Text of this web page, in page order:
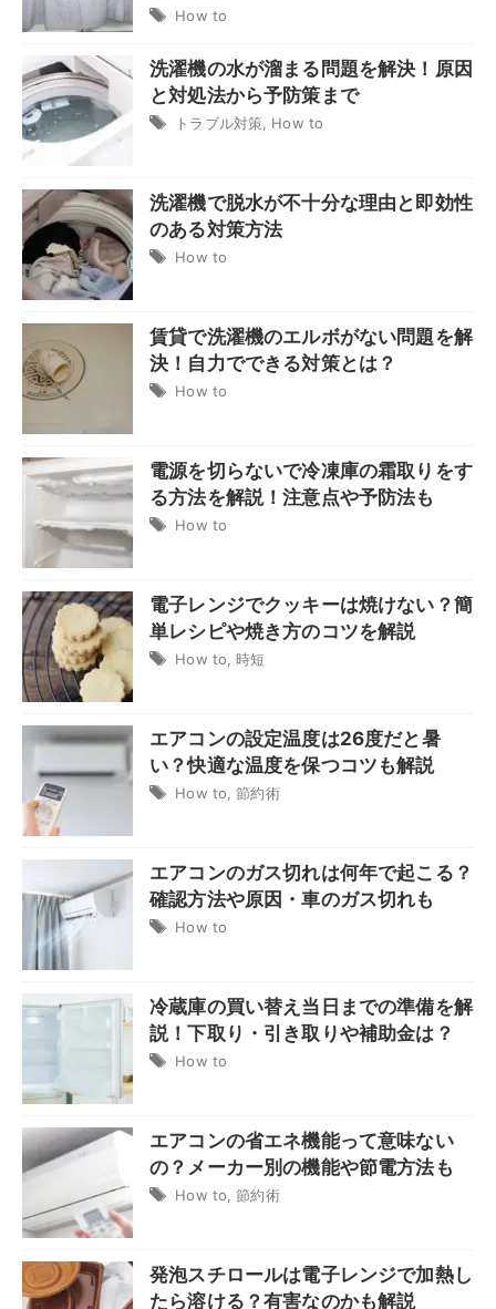
How to
洗濯機の水が溜まる問題を解決！原因
と対処法から予防策まで
トラブル対策 How to
洗濯機で脱水が不十分な理由と即効性
のある対策方法
How to
賃貸で洗濯機のエルボがない問題を解
決！自力でできる対策とは？
How to
電源を切らないで冷凍庫の霜取りをす
る方法を解説！注意点や予防法も
How to
電子レンジでクッキーは焼けない？簡
単レシピや焼き方のコツを解説
How to ,時短
エアコンの設定温度は26度だと暑
い？快適な温度を保つコツも解説
How to ,節約術
エアコンのガス切れは何年で起こる？
確認方法や原因・車のガス切れも
How to
冷蔵庫の買い替え当日までの準備を解
説！下取り・引き取りや補助金は？
How to
エアコンの省エネ機能って意味ない
の？メーカー別の機能や節電方法も
How to ,節約術
発泡スチロールは電子レンジで加熱し
たら溶ける？有害なのかも解説